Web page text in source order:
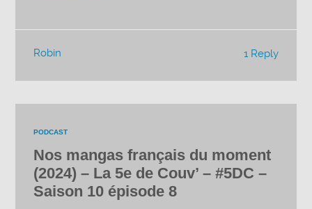
1 Reply
Robin
PODCAST
Nos mangas français du moment
(2024) – La 5e de Couv’ – #5DC –
Saison 10 épisode 8